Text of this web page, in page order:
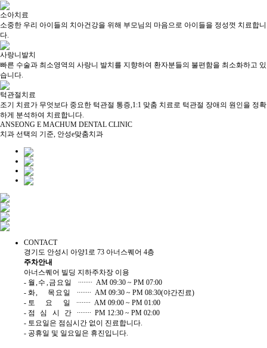
소아치료
소중한 우리 아이들의 치아건강을 위해 부모님의 마음으로 아이들을 정성껏 치료합니
다.
사랑니발치
빠른 수술과 최소영역의 사랑니 발치를 지향하여 환자분들의 불편함을 최소화하고 있
습니다.
턱관절치료
조기 치료가 무엇보다 중요한 턱관절 통증,1:1 맞춤 치료로 턱관절 장애의 원인을 정확
하게 분석하여 치료합니다.
ANSEONG E MACHUM DENTAL CLINIC
치과 선택의 기준, 안성e맞춤치과
CONTACT
경기도 안성시 아양1로 73 아너스퀘어 4층
주차안내
아너스퀘어 빌딩 지하주차장 이용
- 월,수,금요일
∙∙∙∙∙∙∙∙ AM 09:30 ~ PM 07:00
- 화, 목요일
∙∙∙∙∙∙∙∙ AM 09:30 ~ PM 08:30(야간진료)
- 토 요 일
∙∙∙∙∙∙∙∙ AM 09:00 ~ PM 01:00
- 점심시간 ∙∙∙∙∙∙∙∙ PM 12:30 ~ PM 02:00
- 토요일은 점심시간 없이 진료합니다.
- 공휴일 및 일요일은 휴진입니다.